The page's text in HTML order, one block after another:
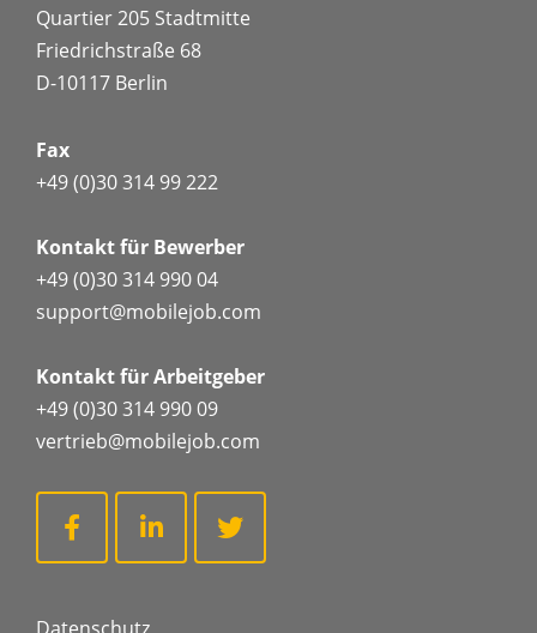
Quartier 205 Stadtmitte
Friedrichstraße 68
D-10117 Berlin
Fax
+49 (0)30 314 99 222
Kontakt für Bewerber
+49 (0)30 314 990 04
support@mobilejob.com
Kontakt für Arbeitgeber
+49 (0)30 314 990 09
vertrieb@mobilejob.com